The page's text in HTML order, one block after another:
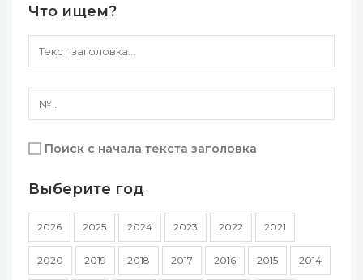
Что ищем?
Поиск с начала текста заголовка
Выберите год
2026 2025 2024 2023 2022 2021
2020 2019 2018 2017 2016 2015 2014